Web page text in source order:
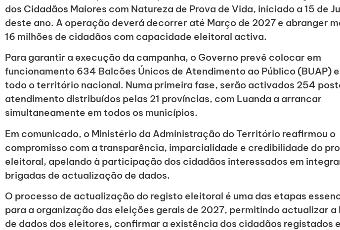
dos Cidadãos Maiores com Natureza de Prova de Vida, iniciado a 15 de
deste ano. A operação deverá decorrer até Março de 2027 e abranger
16 milhões de cidadãos com capacidade eleitoral activa.
Para garantir a execução da campanha, o Governo prevê colocar em
funcionamento 634 Balcões Únicos de Atendimento ao Público (BUAP)
todo o território nacional. Numa primeira fase, serão activados 254
atendimento distribuídos pelas 21 províncias, com Luanda a arrancar
simultaneamente em todos os municípios.
Em comunicado, o Ministério da Administração do Território reafirmou o
compromisso com a transparência, imparcialidade e credibilidade do
eleitoral, apelando à participação dos cidadãos interessados em
brigadas de actualização de dados.
O processo de actualização do registo eleitoral é uma das etapas
para a organização das eleições gerais de 2027, permitindo actualizar a
de dados dos eleitores, confirmar a existência dos cidadãos registados e